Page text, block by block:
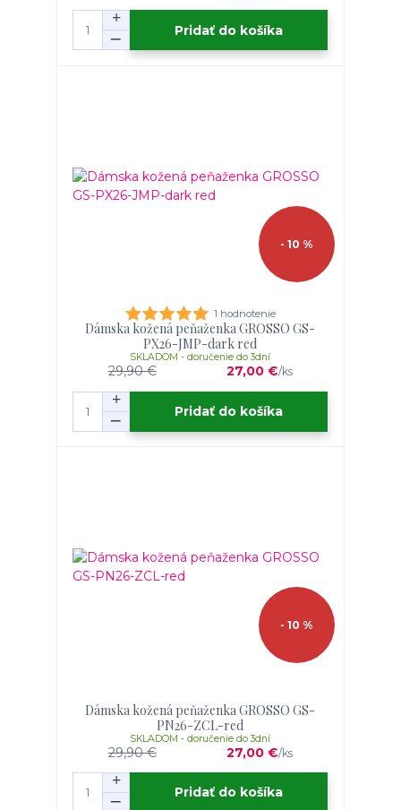
Pridať do košíka
- 10 %
1 hodnotenie
Dámska kožená peňaženka GROSSO GS-
PX26-JMP-dark red
29,90 € 27,00 €/ks
SKLADOM - doručenie do 3dní
Pridať do košíka
- 10 %
Dámska kožená peňaženka GROSSO GS-
PN26-ZCL-red
29,90 € 27,00 €/ks
SKLADOM - doručenie do 3dní
Pridať do košíka